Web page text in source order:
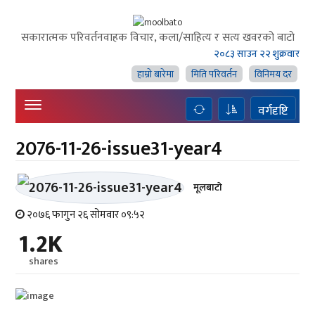
सकारात्मक परिवर्तनवाहक विचार, कला/साहित्य र सत्य खवरको बाटाे
२०८३ साउन २२ शुक्रवार
हाम्राे बारेमा
मिति परिवर्तन विनिमय दर
वर्गदृष्टि
2076-11-26-issue31-year4
मूलबाटाे
२०७६ फागुन २६ सोमवार ०९:५२
1.2K
shares